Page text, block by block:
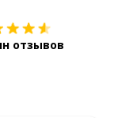
отзывов